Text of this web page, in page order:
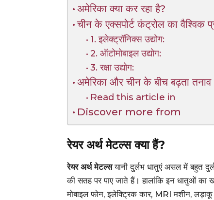
अमेरिका क्या कर रहा है?
चीन के एक्सपोर्ट कंट्रोल का वैश्विक
1. इलेक्ट्रॉनिक्स उद्योग:
2. ऑटोमोबाइल उद्योग:
3. रक्षा उद्योग:
अमेरिका और चीन के बीच बढ़ता तनाव
Read this article in
Discover more from
रेयर अर्थ मेटल्स क्या हैं?
रेयर अर्थ मेटल्सयानी दुर्लभ धातुएं असल में बहुत
की सतह पर पाए जाते हैं। हालांकि इन धातुओं
मोबाइल फोन, इलेक्ट्रिक कार, MRI मशीन,